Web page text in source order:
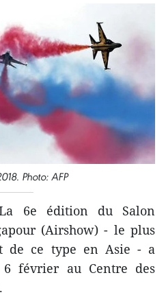
Photo: AFP
6e édition du Salon
(Airshow) - le plus
de ce type en Asie - a
février au Centre des